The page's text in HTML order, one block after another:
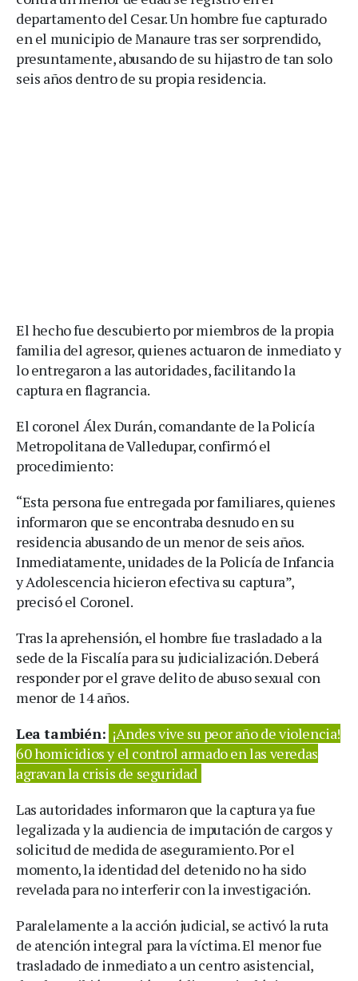
departamento del Cesar. Un hombre fue capturado
en el municipio de Manaure tras ser sorprendido,
presuntamente, abusando de su hijastro de tan solo
seis años dentro de su propia residencia.
El hecho fue descubierto por miembros de la propia
familia del agresor, quienes actuaron de inmediato y
lo entregaron a las autoridades, facilitando la
captura en flagrancia.
El coronel Álex Durán, comandante de la Policía
Metropolitana de Valledupar, confirmó el
procedimiento:
“Esta persona fue entregada por familiares, quienes
informaron que se encontraba desnudo en su
residencia abusando de un menor de seis años.
Inmediatamente, unidades de la Policía de Infancia
y Adolescencia hicieron efectiva su captura”,
precisó el Coronel.
Tras la aprehensión, el hombre fue trasladado a la
sede de la Fiscalía para su judicialización. Deberá
responder por el grave delito de abuso sexual con
menor de 14 años.
Lea también: ¡Andes vive su peor año de violencia!
60 homicidios y el control armado en las veredas
agravan la crisis de seguridad
Las autoridades informaron que la captura ya fue
legalizada y la audiencia de imputación de cargos y
solicitud de medida de aseguramiento. Por el
momento, la identidad del detenido no ha sido
revelada para no interferir con la investigación.
Paralelamente a la acción judicial, se activó la ruta
de atención integral para la víctima. El menor fue
trasladado de inmediato a un centro asistencial,